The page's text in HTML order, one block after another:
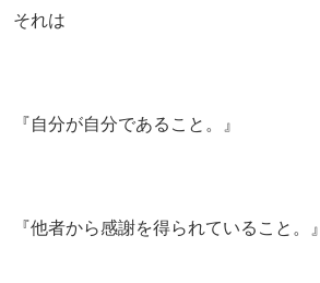
それは
『自分が自分であること。』
『他者から感謝を得られていること。』